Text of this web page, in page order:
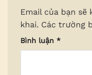
Email của bạn
khai. Các trường
Bình luận *